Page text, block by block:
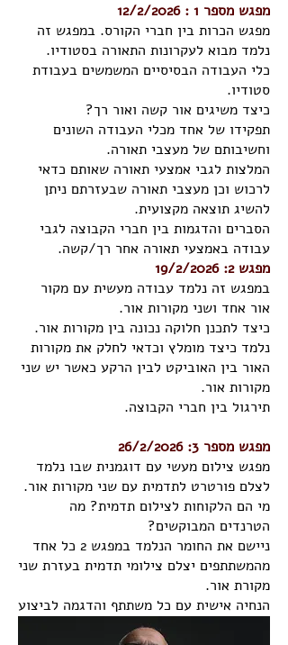
מפגש מספר 1 : 12/2/2026
מפגש הכרות בין חברי הקורס. במפגש זה
נלמד מבוא לעקרונות התאורה בסטודיו.
כלי העבודה הבסיסיים המשמשים בעבודת
סטודיו.
כיצד משיגים אור קשה ואור רך?
תפקידו של אחד מכלי העבודה השונים
וחשיבותם של מעצבי תאורה.
המלצות לגבי אמצעי תאורה שאותם כדאי
לרכוש וכן מעצבי תאורה שבעזרתם ניתן
להשיג תוצאה מקצועית.
הסברים והדגמות בין חברי הקבוצה לגבי
עבודה באמצעי תאורה אחר רך/קשה.
מפגש 2: 19/2/2026
במפגש זה נלמד עבודה מעשית עם מקור
אור אחד ושני מקורות אור.
כיצד לתכנן חלוקה נכונה בין מקורות אור.
נלמד כיצד מומלץ וכדאי לחלק את מקורות
האור בין האוביקט לבין הרקע כאשר יש שני
מקורות אור.
תירגול בין חברי הקבוצה.
מפגש מספר 3: 26/2/2026
מפגש צילום מעשי עם דוגמנית שבו נלמד
לצלם פורטרט לתדמית עם שני מקורות אור.
מי הם הלקוחות לצילום תדמית? מה
הטרנדים המבוקשים?
ניישם את החומר הנלמד במפגש 2 כל אחד
מהמשתתפים יצלם צילומי תדמית בעזרת שני
מקורת אור.
הנחיה אישית עם כל משתתף והדגמה לביצוע
עבודה מדויקת ומקצועית